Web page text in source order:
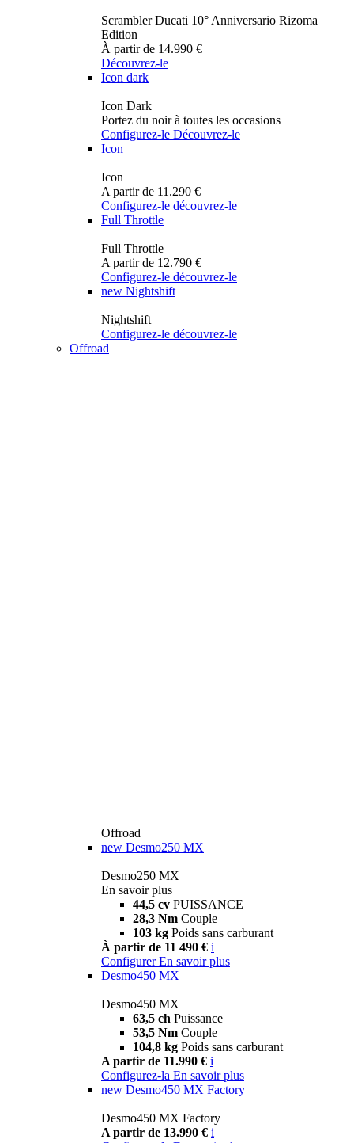
Scrambler Ducati 10° Anniversario Rizoma
Edition
À partir de 14.990 €
Découvrez-le
Icon dark
Icon Dark
Portez du noir à toutes les occasions
Configurez-le Découvrez-le
Icon
Icon
A partir de 11.290 €
Configurez-le découvrez-le
Full Throttle
Full Throttle
A partir de 12.790 €
Configurez-le découvrez-le
new Nightshift
Nightshift
Configurez-le découvrez-le
Offroad
Offroad
new Desmo250 MX
Desmo250 MX
En savoir plus
44,5 cv PUISSANCE
28,3 Nm Couple
103 kg Poids sans carburant
À partir de 11 490 € i
Configurer En savoir plus
Desmo450 MX
Desmo450 MX
63,5 ch Puissance
53,5 Nm Couple
104,8 kg Poids sans carburant
A partir de 11.990 € i
Configurez-la En savoir plus
new Desmo450 MX Factory
Desmo450 MX Factory
A partir de 13.990 € i